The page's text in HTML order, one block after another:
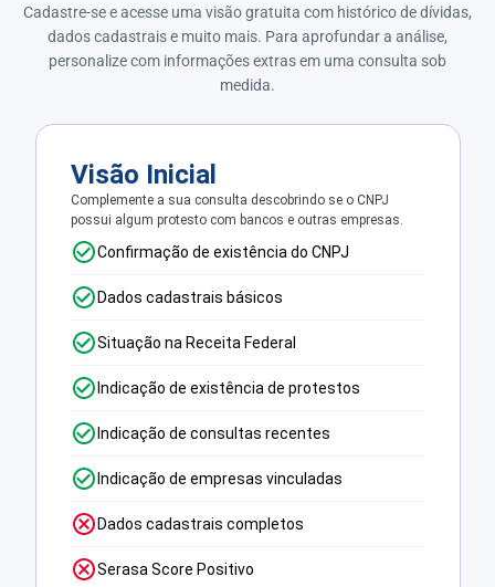
Cadastre-se e acesse uma visão gratuita com histórico de dívidas,
dados cadastrais e muito mais. Para aprofundar a análise,
personalize com informações extras em uma consulta sob
medida.
Visão Inicial
Complemente a sua consulta descobrindo se o CNPJ
possui algum protesto com bancos e outras empresas.
Confirmação de existência do CNPJ
Dados cadastrais básicos
Situação na Receita Federal
Indicação de existência de protestos
Indicação de consultas recentes
Indicação de empresas vinculadas
Dados cadastrais completos
Serasa Score Positivo